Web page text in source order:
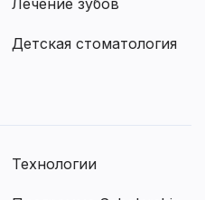
Лечение зубов
Детская стоматология
Технологии